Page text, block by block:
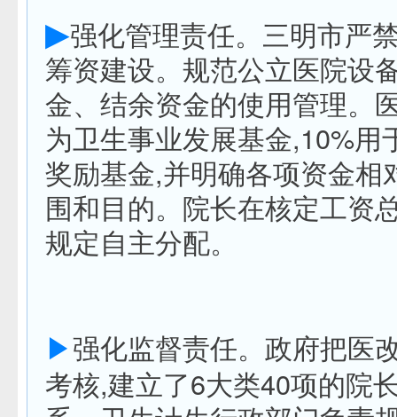
▶强化管理责任。三明市严
筹资建设。规范公立医院设
金、结余资金的使用管理。
为卫生事业发展基金,10%用
奖励基金,并明确各项资金相
围和目的。院长在核定工资
规定自主分配。
▶强化监督责任。政府把医
考核,建立了6大类40项的院